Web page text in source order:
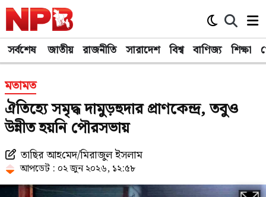
সর্বশেষ জাতীয় রাজনীতি সারাদেশ বিশ্ব বাণিজ্য শিক্ষা
মতামত
ঐতিহ্যে সমৃদ্ধ দামুড়হুদার প্রাণকেন্দ্র, তবুও
উন্নীত হয়‌নি পৌরসভায়
তা‌ছির আহ‌মেদ/মিরাজুল ইসলাম
আপডেট : ০২ জুন ২০২৬, ১২:৫৮